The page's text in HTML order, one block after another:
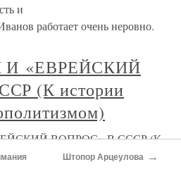
и
работает очень неровно.
«ЕВРЕЙСКИЙ
(К истории
ВОПРОС» В СССР (К
«Чтоб не прослыть
Штопор Арцеулова →